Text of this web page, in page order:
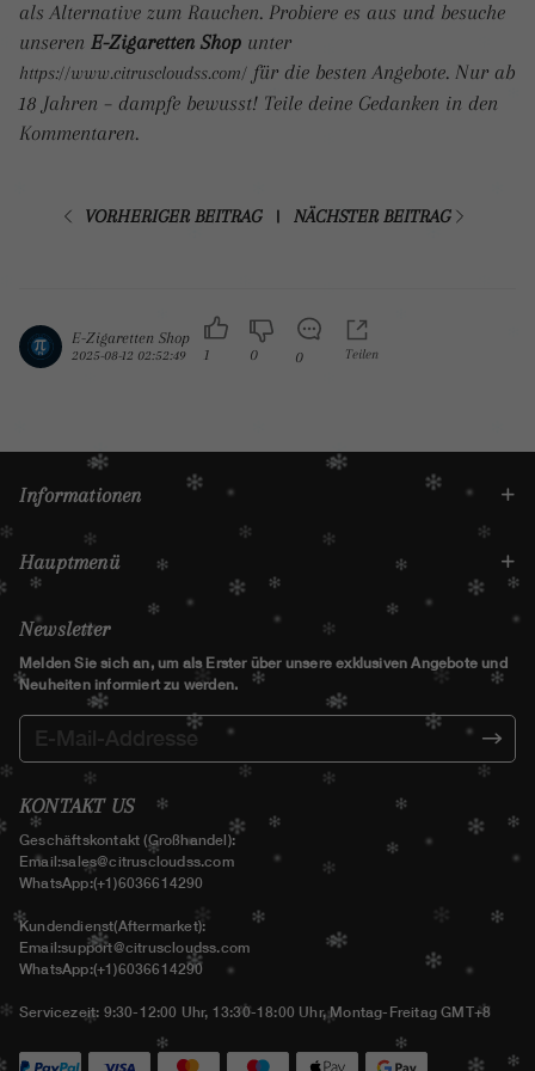
als Alternative zum Rauchen. Probiere es aus und besuche
unseren E-Zigaretten Shop unter
https://www.citruscloudss.com/ für die besten Angebote. Nur ab
18 Jahren – dampfe bewusst! Teile deine Gedanken in den
Kommentaren.
VORHERIGER BEITRAG | NÄCHSTER BEITRAG
E-Zigaretten Shop
2025-08-12 02:52:49 1 0 0 Teilen
Informationen
Hauptmenü
Newsletter
Melden Sie sich an, um als Erster über unsere exklusiven Angebote und
Neuheiten informiert zu werden.
KONTAKT US
Geschäftskontakt (Großhandel):
Email:sales@citruscloudss.com
WhatsApp:(+1)6036614290
Kundendienst(Aftermarket):
Email:support@citruscloudss.com
WhatsApp:(+1)6036614290
Servicezeit: 9:30-12:00 Uhr, 13:30-18:00 Uhr, Montag-Freitag GMT+8